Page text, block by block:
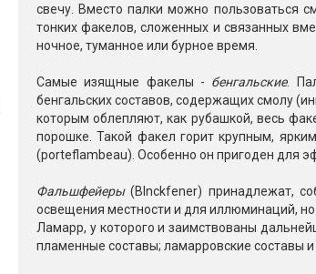
свечу. Вместо палки можно пользоваться
тонких факелов, сложенных и связанных
ночное, туманное или бурное время.
Самые изящные факелы - бенгальские.
бенгальских составов, содержащих смолу
которым облепляют, как рубашкой, весь
порошке. Такой факел горит крупным,
(porteflambeau). Особенно он пригоден для
Фальшфейеры(Blnckfener) принадлежат,
освещения местности и для иллюминаций,
Ламарр, у которого и заимствованы
пламенные составы; ламарровские составы